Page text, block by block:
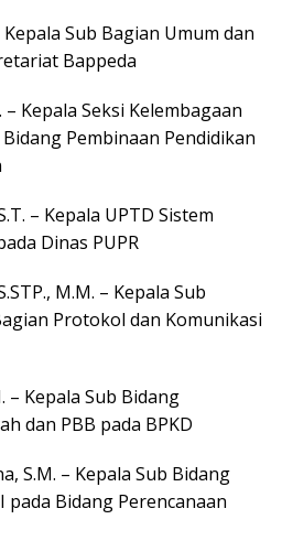
Kepala Sub Bagian Umum dan
Bappeda
– Kepala Seksi Kelembagaan
Pembinaan Pendidikan
– Kepala UPTD Sistem
Dinas PUPR
M.M. – Kepala Sub
Protokol dan Komunikasi
– Kepala Sub Bidang
dan PBB pada BPKD
S.M. – Kepala Sub Bidang
Bidang Perencanaan